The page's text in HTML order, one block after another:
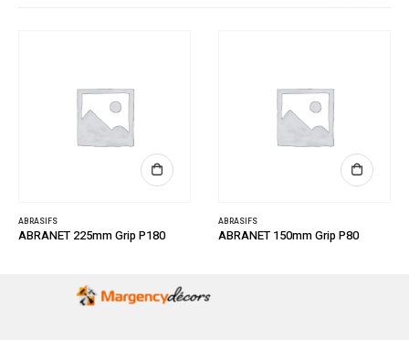
ABRASIFS
ABRANET 225mm Grip P180
ABRASIFS
ABRANET 150mm Grip P80